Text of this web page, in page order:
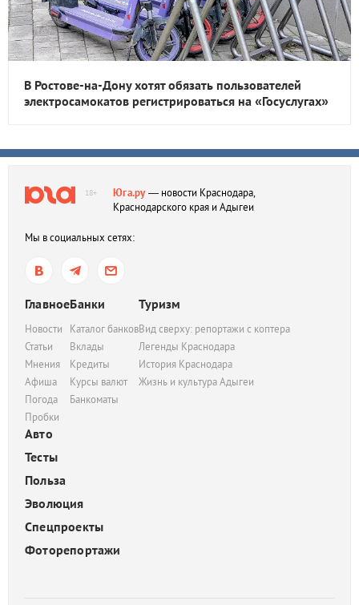
В Ростове-на-Дону хотят обязать пользователей
электросамокатов регистрироваться на «Госуслугах»
18+ Юга.ру— новости Краснодара,
Краснодарского края и Адыгеи
Мы в социальных сетях:
Главное
Новости
Статьи
Мнения
Афиша
Погода
Пробки
Банки
Каталог банков
Вклады
Кредиты
Курсы валют
Банкоматы
Туризм
Вид сверху: репортажи с коптера
Легенды Краснодара
История Краснодара
Жизнь и культура Адыгеи
Авто
Тесты
Польза
Эволюция
Спецпроекты
Фоторепортажи